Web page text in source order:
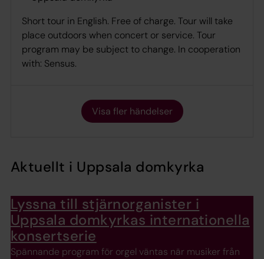
Short tour in English. Free of charge. Tour will take
place outdoors when concert or service. Tour
program may be subject to change. In cooperation
with: Sensus.
Visa fler händelser
Aktuellt i Uppsala domkyrka
Lyssna till stjärnorganister i
Uppsala domkyrkas internationella
konsertserie
Spännande program för orgel väntas när musiker från